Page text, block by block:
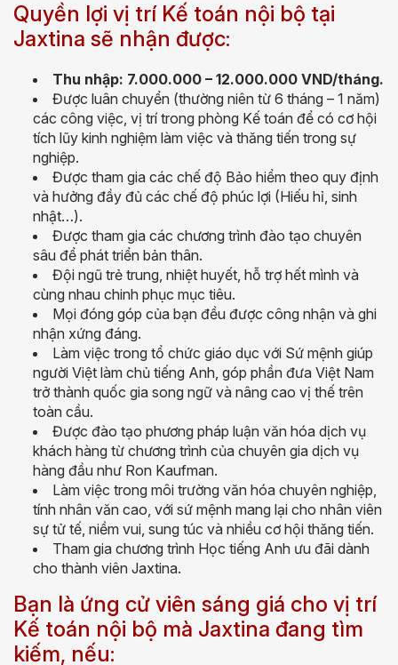
Quyền lợi vị trí Kế toán nội bộ tại
Jaxtina sẽ nhận được:
Thu nhập: 7.000.000 – 12.000.000 VND/tháng.
Được luân chuyển (thường niên từ 6 tháng – 1 năm)
các công việc, vị trí trong phòng Kế toán để có cơ hội
tích lũy kinh nghiệm làm việc và thăng tiến trong sự
nghiệp.
Được tham gia các chế độ Bảo hiểm theo quy định
và hưởng đầy đủ các chế độ phúc lợi (Hiếu hỉ, sinh
nhật…).
Được tham gia các chương trình đào tạo chuyên
sâu để phát triển bản thân.
Đội ngũ trẻ trung, nhiệt huyết, hỗ trợ hết mình và
cùng nhau chinh phục mục tiêu.
Mọi đóng góp của bạn đều được công nhận và ghi
nhận xứng đáng.
Làm việc trong tổ chức giáo dục với Sứ mệnh giúp
người Việt làm chủ tiếng Anh, góp phần đưa Việt Nam
trở thành quốc gia song ngữ và nâng cao vị thế trên
toàn cầu.
Được đào tạo phương pháp luận văn hóa dịch vụ
khách hàng từ chương trình của chuyên gia dịch vụ
hàng đầu như Ron Kaufman.
Làm việc trong môi trường văn hóa chuyên nghiệp,
tính nhân văn cao, với sứ mệnh mang lại cho nhân viên
sự tử tế, niềm vui, sung túc và nhiều cơ hội thăng tiến.
Tham gia chương trình Học tiếng Anh ưu đãi dành
cho thành viên Jaxtina.
Bạn là ứng cử viên sáng giá cho vị trí
Kế toán nội bộ mà Jaxtina đang tìm
kiếm, nếu: